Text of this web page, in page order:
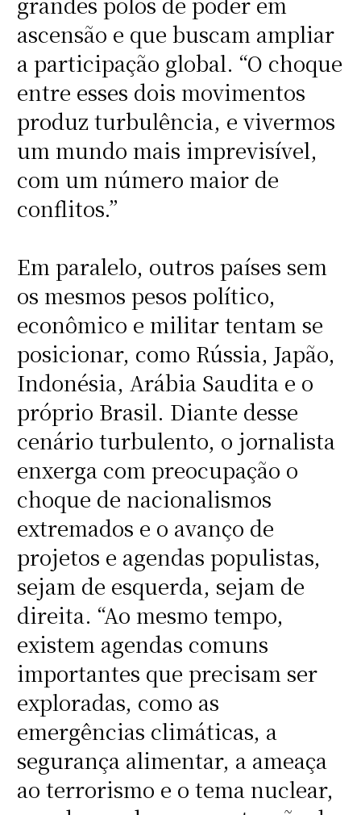
ascensão e que buscam ampliar
a participação global. “O choque
entre esses dois movimentos
produz turbulência, e vivermos
um mundo mais imprevisível,
com um número maior de
conflitos.”
Em paralelo, outros países sem
os mesmos pesos político,
econômico e militar tentam se
posicionar, como Rússia, Japão,
Indonésia, Arábia Saudita e o
próprio Brasil. Diante desse
cenário turbulento, o jornalista
enxerga com preocupação o
choque de nacionalismos
extremados e o avanço de
projetos e agendas populistas,
sejam de esquerda, sejam de
direita. “Ao mesmo tempo,
existem agendas comuns
importantes que precisam ser
exploradas, como as
emergências climáticas, a
segurança alimentar, a ameaça
ao terrorismo e o tema nuclear,